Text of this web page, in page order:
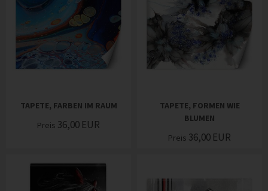
TAPETE, FARBEN IM RAUM
Preis 36,00 EUR
TAPETE, FORMEN WIE
BLUMEN
Preis 36,00 EUR